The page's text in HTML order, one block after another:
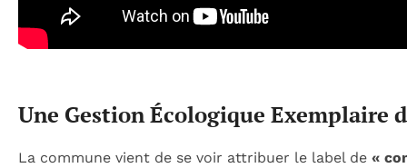
Une Gestion Écologique Exemplaire
La commune vient de se voir attribuer le label de «